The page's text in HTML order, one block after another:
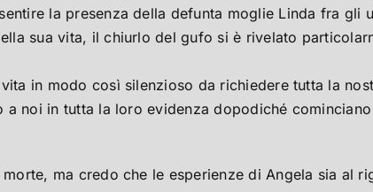
la presenza della defunta moglie Linda fra gli
sua vita, il chiurlo del gufo si è rivelato
in modo così silenzioso da richiedere tutta la
noi in tutta la loro evidenza dopodiché
ma credo che le esperienze di Angela sia al